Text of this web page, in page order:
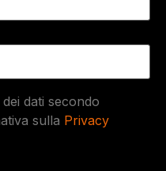
dati secondo
sulla Privacy